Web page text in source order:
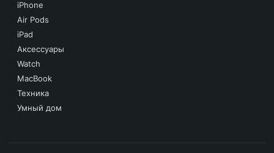
iPhone 12 Mini
iPhone 12
iPhone 11 Pro
iPhone 11
iPhone
Air Pods
iPad
Аксессуары
Watch
MacBook
Техника
Умный дом